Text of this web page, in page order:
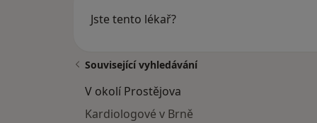
Jste tento lékař?
Související vyhledávání
V okolí Prostějova
Kardiologové v Brně